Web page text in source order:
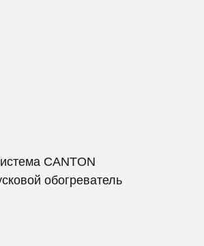
CANTON
обогреватель